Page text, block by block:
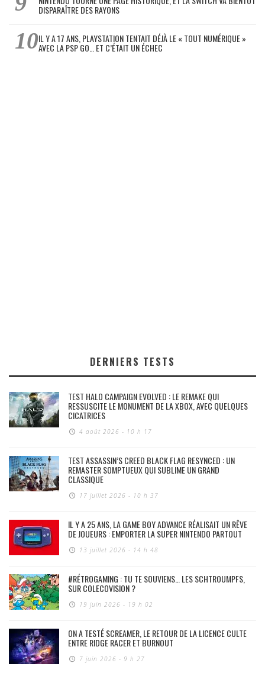
DISPARAÎTRE DES RAYONS
IL Y A 17 ANS, PLAYSTATION TENTAIT DÉJÀ LE « TOUT NUMÉRIQUE »
AVEC LA PSP GO… ET C’ÉTAIT UN ÉCHEC
DERNIERS TESTS
TEST HALO CAMPAIGN EVOLVED : LE REMAKE QUI
RESSUSCITE LE MONUMENT DE LA XBOX, AVEC QUELQUES
CICATRICES
4 août 2026 - 10 h 17
TEST ASSASSIN’S CREED BLACK FLAG RESYNCED : UN
REMASTER SOMPTUEUX QUI SUBLIME UN GRAND
CLASSIQUE
17 juillet 2026 - 10 h 37
IL Y A 25 ANS, LA GAME BOY ADVANCE RÉALISAIT UN RÊVE
DE JOUEURS : EMPORTER LA SUPER NINTENDO PARTOUT
13 juillet 2026 - 14 h 48
#RÉTROGAMING : TU TE SOUVIENS… LES SCHTROUMPFS,
SUR COLECOVISION ?
19 juin 2026 - 19 h 02
ON A TESTÉ SCREAMER, LE RETOUR DE LA LICENCE CULTE
ENTRE RIDGE RACER ET BURNOUT
7 juin 2026 - 9 h 27